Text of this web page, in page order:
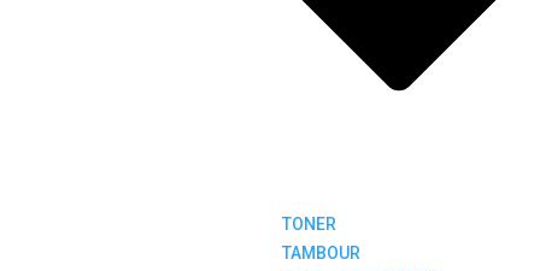
TONER
TAMBOUR